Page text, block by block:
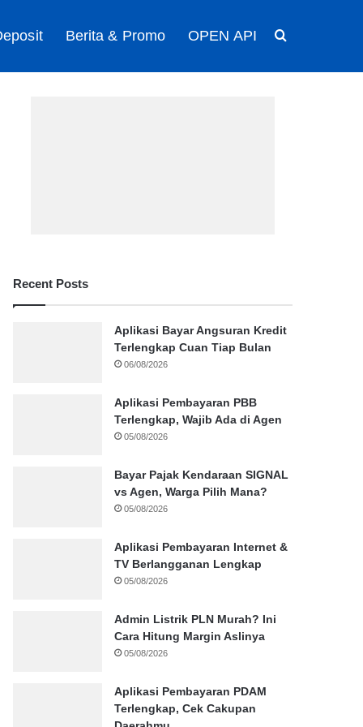
Berita & Promo OPEN API
Recent Posts
Aplikasi Bayar Angsuran Kredit
Terlengkap Cuan Tiap Bulan
06/08/2026
Aplikasi Pembayaran PBB
Terlengkap, Wajib Ada di Agen
05/08/2026
Bayar Pajak Kendaraan SIGNAL
vs Agen, Warga Pilih Mana?
05/08/2026
Aplikasi Pembayaran Internet &
TV Berlangganan Lengkap
05/08/2026
Admin Listrik PLN Murah? Ini
Cara Hitung Margin Aslinya
05/08/2026
Aplikasi Pembayaran PDAM
Terlengkap, Cek Cakupan